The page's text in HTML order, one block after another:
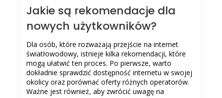
Jakie są rekomendacje dla
nowych użytkowników?
Dla osób, które rozważają przejście na internet
światłowodowy, istnieje kilka rekomendacji, które
mogą ułatwić ten proces. Po pierwsze, warto
dokładnie sprawdzić dostępność internetu w swojej
okolicy oraz porównać oferty różnych operatorów.
Ważne jest również, aby zwrócić uwagę na